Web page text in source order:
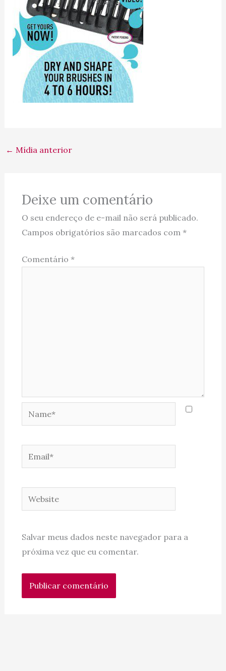
← Mídia anterior
Deixe um comentário
O seu endereço de e-mail não será publicado.
Campos obrigatórios são marcados com *
Comentário *
Name*
Email*
Website
Salvar meus dados neste navegador para a
próxima vez que eu comentar.